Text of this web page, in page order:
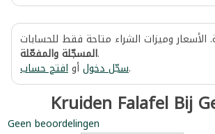
الأسعار وميزات الشراء متاحة فقط للحسابات
المسجّلة والمفعّلة.
سجّل دخولأوافتح حساب .
Kruiden Falafel Bij
Geen beoordelingen